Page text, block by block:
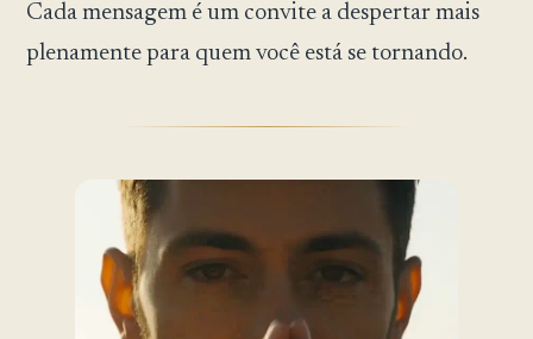
Cada mensagem é um convite a despertar mais
plenamente para quem você está se tornando.